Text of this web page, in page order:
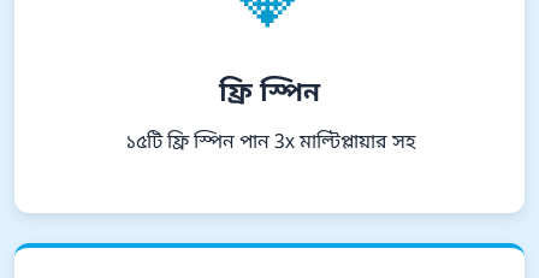
ফ্রি স্পিন
১৫টি ফ্রি স্পিন পান 3x মাল্টিপ্লায়ার সহ